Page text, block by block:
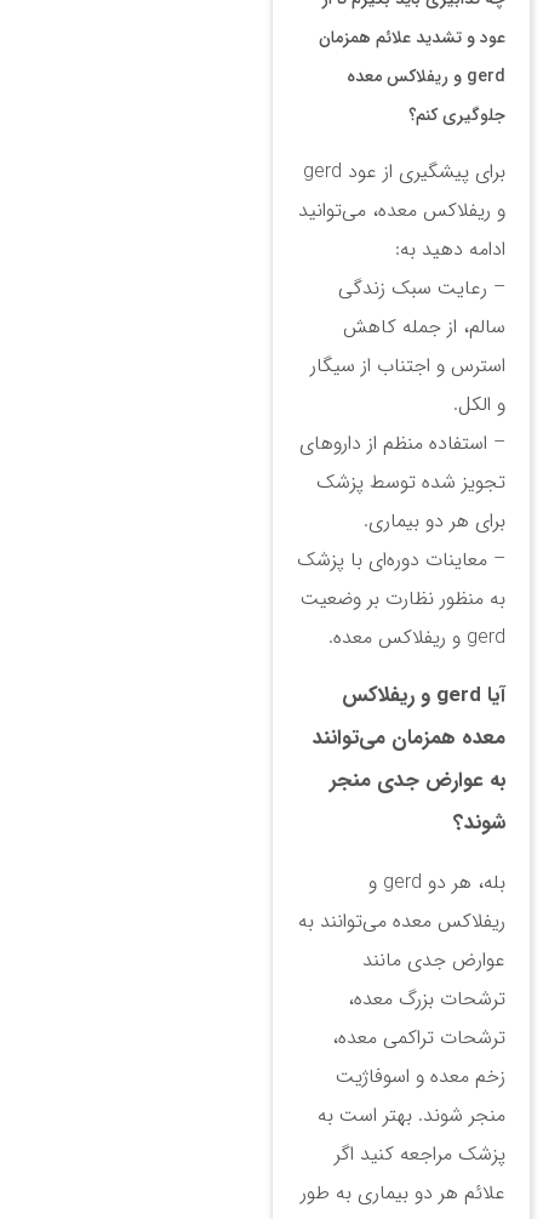
عود و تشدید علائم همزمان
gerd و ریفلاکس معده
جلوگیری کنم؟
برای پیشگیری از عود gerd
و ریفلاکس معده، می‌توانید
ادامه دهید به:
– رعایت سبک زندگی
سالم، از جمله کاهش
استرس و اجتناب از سیگار
و الکل.
– استفاده منظم از داروهای
تجویز شده توسط پزشک
برای هر دو بیماری.
– معاینات دوره‌ای با پزشک
به منظور نظارت بر وضعیت
gerd و ریفلاکس معده.
آیا gerd و ریفلاکس
معده همزمان می‌توانند
به عوارض جدی منجر
شوند؟
بله، هر دو gerd و
ریفلاکس معده می‌توانند به
عوارض جدی مانند
ترشحات بزرگ معده،
ترشحات تراکمی معده،
زخم معده و اسوفاژیت
منجر شوند. بهتر است به
پزشک مراجعه کنید اگر
علائم هر دو بیماری به طور